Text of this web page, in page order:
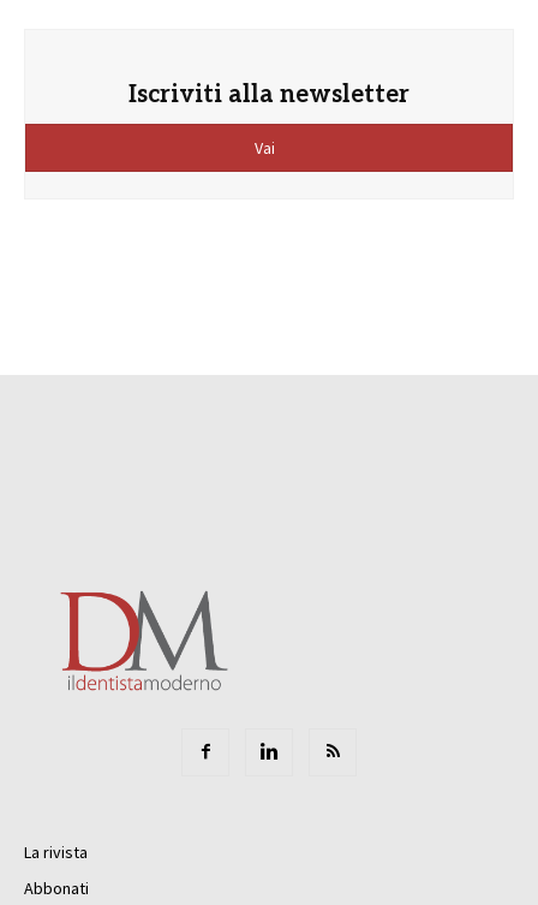
Iscriviti alla newsletter
Vai
La rivista
Abbonati